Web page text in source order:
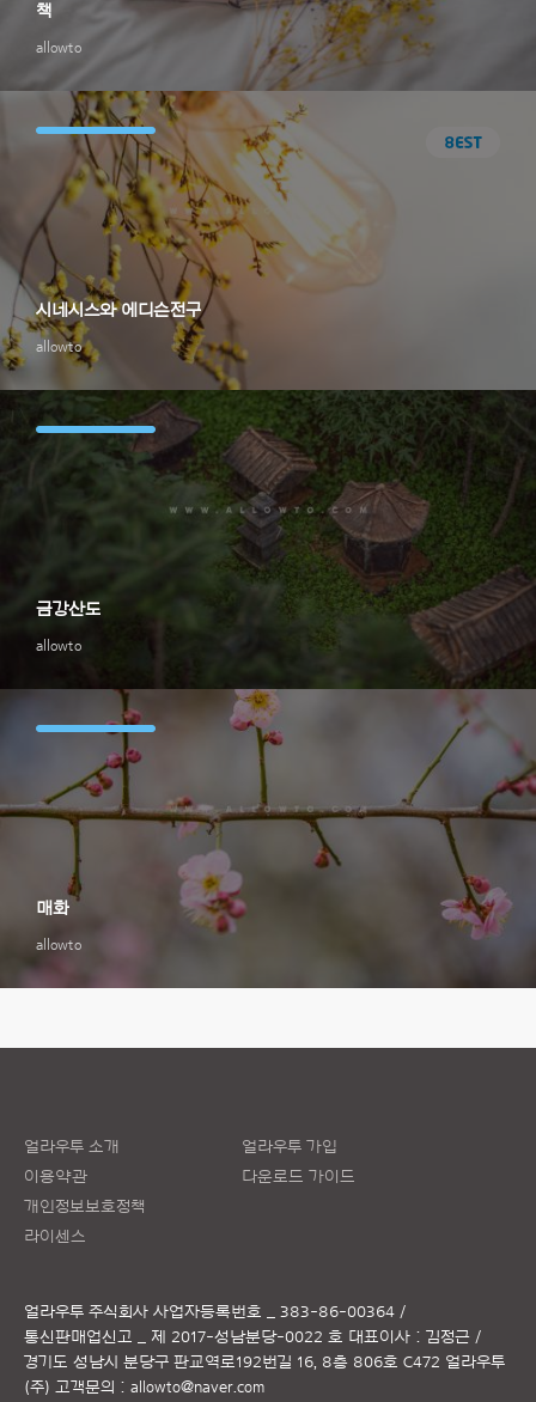
allowto
책
allowto
시네시스와 에디슨전구
allowto
금강산도
allowto
매화
얼라우투 소개
이용약관
개인정보보호정책
라이센스
얼라우투 가입
다운로드 가이드
얼라우투 주식회사 사업자등록번호 _ 383-86-00364 /
통신판매업신고 _ 제 2017-성남분당-0022 호 대표이사 : 김정근 /
경기도 성남시 분당구 판교역로192번길 16, 8층 806호 C472 얼라우투
(주) 고객문의 : allowto@naver.com